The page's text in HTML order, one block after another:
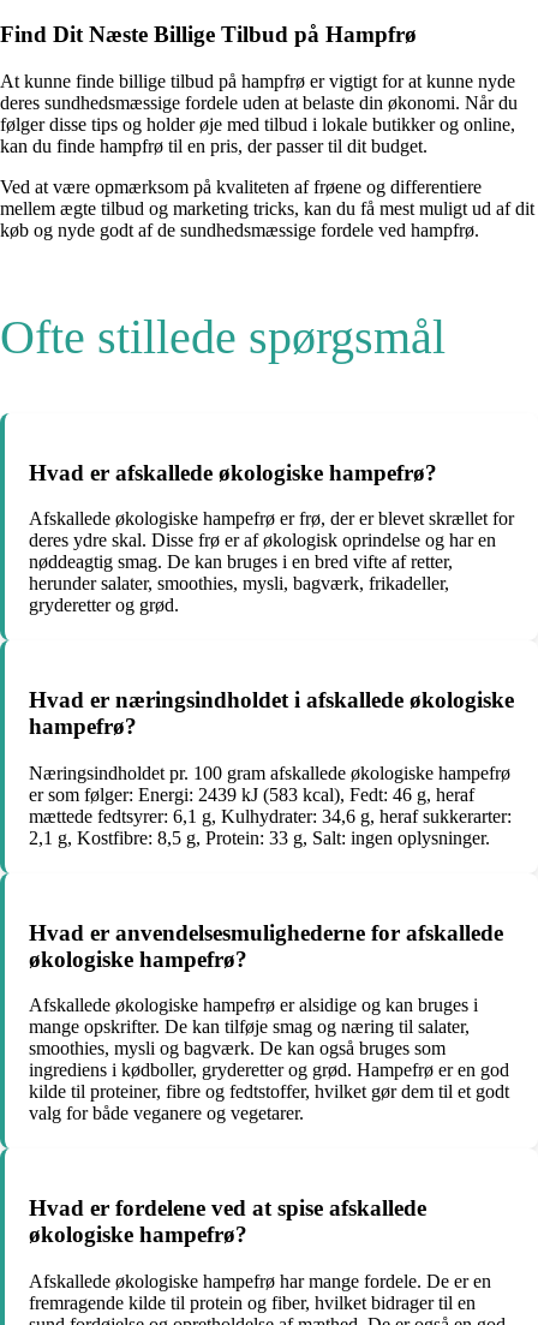
Find Dit Næste Billige Tilbud på Hampfrø
At kunne finde billige tilbud på hampfrø er vigtigt for at kunne nyde
deres sundhedsmæssige fordele uden at belaste din økonomi. Når du
følger disse tips og holder øje med tilbud i lokale butikker og online,
kan du finde hampfrø til en pris, der passer til dit budget.
Ved at være opmærksom på kvaliteten af frøene og differentiere
mellem ægte tilbud og marketing tricks, kan du få mest muligt ud af dit
køb og nyde godt af de sundhedsmæssige fordele ved hampfrø.
Ofte stillede spørgsmål
Hvad er afskallede økologiske hampefrø?
Afskallede økologiske hampefrø er frø, der er blevet skrællet for
deres ydre skal. Disse frø er af økologisk oprindelse og har en
nøddeagtig smag. De kan bruges i en bred vifte af retter,
herunder salater, smoothies, mysli, bagværk, frikadeller,
gryderetter og grød.
Hvad er næringsindholdet i afskallede økologiske
hampefrø?
Næringsindholdet pr. 100 gram afskallede økologiske hampefrø
er som følger: Energi: 2439 kJ (583 kcal), Fedt: 46 g, heraf
mættede fedtsyrer: 6,1 g, Kulhydrater: 34,6 g, heraf sukkerarter:
2,1 g, Kostfibre: 8,5 g, Protein: 33 g, Salt: ingen oplysninger.
Hvad er anvendelsesmulighederne for afskallede
økologiske hampefrø?
Afskallede økologiske hampefrø er alsidige og kan bruges i
mange opskrifter. De kan tilføje smag og næring til salater,
smoothies, mysli og bagværk. De kan også bruges som
ingrediens i kødboller, gryderetter og grød. Hampefrø er en god
kilde til proteiner, fibre og fedtstoffer, hvilket gør dem til et godt
valg for både veganere og vegetarer.
Hvad er fordelene ved at spise afskallede
økologiske hampefrø?
Afskallede økologiske hampefrø har mange fordele. De er en
fremragende kilde til protein og fiber, hvilket bidrager til en